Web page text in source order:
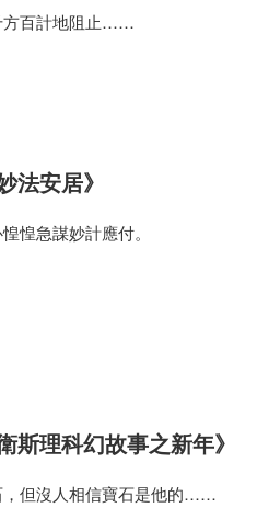
方百計地阻止……
法安居》
惶急謀妙計應付。
斯理科幻故事之新年》
，但沒人相信寶石是他的……